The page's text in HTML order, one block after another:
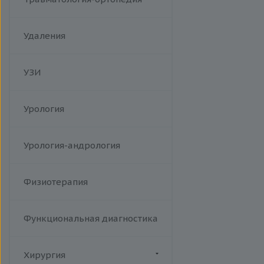
Удаления
УЗИ
Урология
Урология-андрология
Физиотерапия
Функциональная диагностика
Хирургия